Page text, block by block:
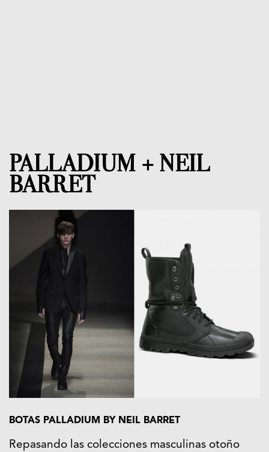
PALLADIUM + NEIL
BARRET
BOTAS PALLADIUM BY NEIL BARRET
Repasando las colecciones masculinas otoño